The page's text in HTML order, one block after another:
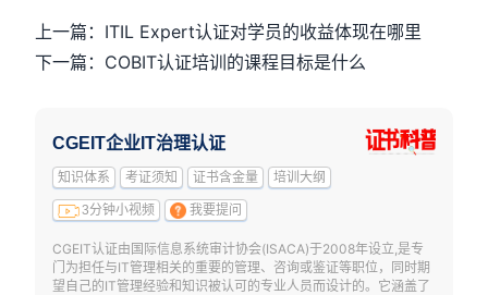
上一篇：ITIL Expert认证对学员的收益体现在哪里
下一篇：COBIT认证培训的课程目标是什么
CGEIT企业IT治理认证
知识体系 考证须知 证书含金量 培训大纲
3分钟小视频 我要提问
CGEIT认证由国际信息系统审计协会(ISACA)于2008年设立,是专
门为担任与IT管理相关的重要的管理、咨询或鉴证等职位，同时期
望自己的IT管理经验和知识被认可的专业人员而设计的。它涵盖了